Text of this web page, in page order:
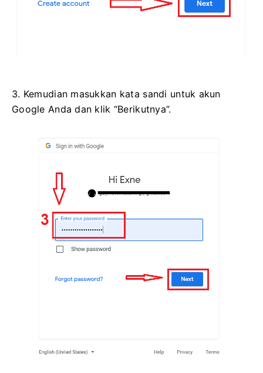
3. Kemudian masukkan kata sandi untuk akun
Google Anda dan klik “Berikutnya”.